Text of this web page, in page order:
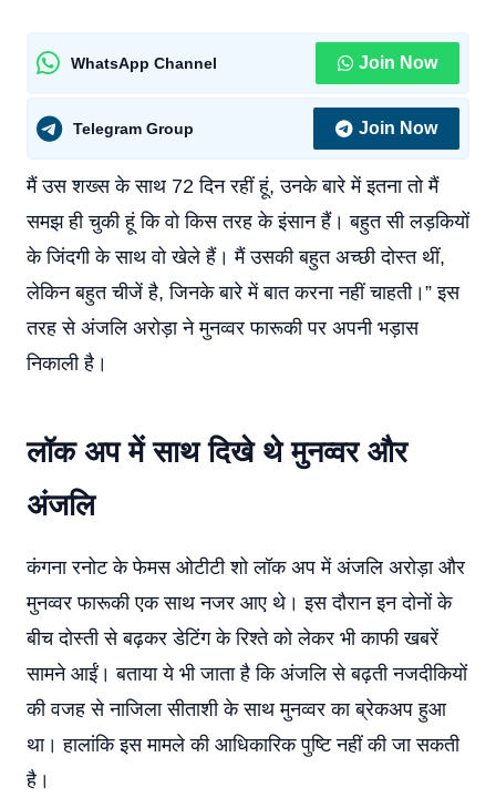
WhatsApp Channel Join Now
Telegram Group Join Now
मैं उस शख्स के साथ 72 दिन रहीं हूं, उनके बारे में इतना तो मैं
समझ ही चुकी हूं कि वो किस तरह के इंसान हैं। बहुत सी लड़कियों
के जिंदगी के साथ वो खेले हैं। मैं उसकी बहुत अच्छी दोस्त थीं,
लेकिन बहुत चीजें है, जिनके बारे में बात करना नहीं चाहती।” इस
तरह से अंजलि अरोड़ा ने मुनव्वर फारूकी पर अपनी भड़ास
निकाली है।
लॉक अप में साथ दिखे थे मुनव्वर और
अंजलि
कंगना रनोट के फेमस ओटीटी शो लॉक अप में अंजलि अरोड़ा और
मुनव्वर फारूकी एक साथ नजर आए थे। इस दौरान इन दोनों के
बीच दोस्ती से बढ़कर डेटिंग के रिश्ते को लेकर भी काफी खबरें
सामने आईं। बताया ये भी जाता है कि अंजलि से बढ़ती नजदीकियों
की वजह से नाजिला सीताशी के साथ मुनव्वर का ब्रेकअप हुआ
था। हालांकि इस मामले की आधिकारिक पुष्टि नहीं की जा सकती
है।